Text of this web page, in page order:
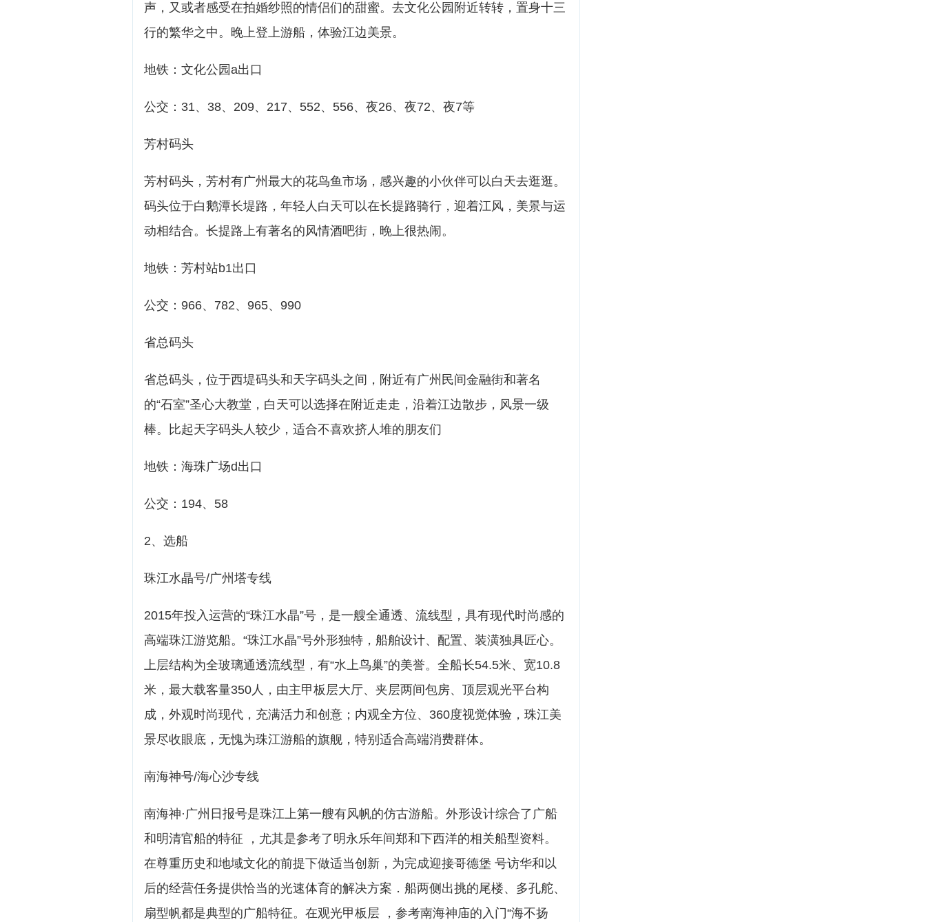
声，又或者感受在拍婚纱照的情侣们的甜蜜。去文化公园附近转转，置身十三
行的繁华之中。晚上登上游船，体验江边美景。
地铁：文化公园a出口
公交：31、38、209、217、552、556、夜26、夜72、夜7等
芳村码头
芳村码头，芳村有广州最大的花鸟鱼市场，感兴趣的小伙伴可以白天去逛逛。
码头位于白鹅潭长堤路，年轻人白天可以在长提路骑行，迎着江风，美景与运
动相结合。长提路上有著名的风情酒吧街，晚上很热闹。
地铁：芳村站b1出口
公交：966、782、965、990
省总码头
省总码头，位于西堤码头和天字码头之间，附近有广州民间金融街和著名
的“石室”圣心大教堂，白天可以选择在附近走走，沿着江边散步，风景一级
棒。比起天字码头人较少，适合不喜欢挤人堆的朋友们
地铁：海珠广场d出口
公交：194、58
2、选船
珠江水晶号/广州塔专线
2015年投入运营的“珠江水晶”号，是一艘全通透、流线型，具有现代时尚感的
高端珠江游览船。“珠江水晶”号外形独特，船舶设计、配置、装潢独具匠心。
上层结构为全玻璃通透流线型，有“水上鸟巢”的美誉。全船长54.5米、宽10.8
米，最大载客量350人，由主甲板层大厅、夹层两间包房、顶层观光平台构
成，外观时尚现代，充满活力和创意；内观全方位、360度视觉体验，珠江美
景尽收眼底，无愧为珠江游船的旗舰，特别适合高端消费群体。
南海神号/海心沙专线
南海神·广州日报号是珠江上第一艘有风帆的仿古游船。外形设计综合了广船
和明清官船的特征 ，尤其是参考了明永乐年间郑和下西洋的相关船型资料。
在尊重历史和地域文化的前提下做适当创新，为完成迎接哥德堡 号访华和以
后的经营任务提供恰当的光速体育的解决方案．船两侧出挑的尾楼、多孔舵、
扇型帆都是典型的广船特征。在观光甲板层 ，参考南海神庙的入门“海不扬